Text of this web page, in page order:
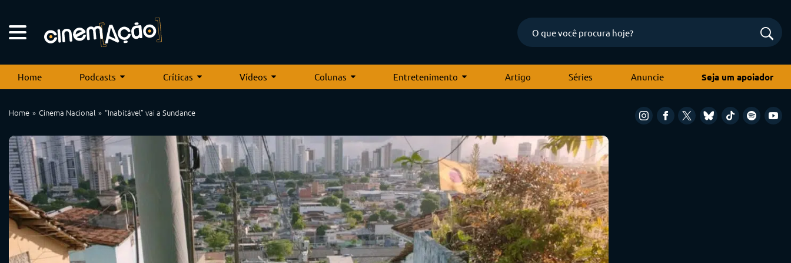
Home Podcasts Críticas Vídeos Colunas Entretenimento Artigo Séries Anuncie Seja um apoiador
Home Cinema Nacional “Inabitável” vai a Sundance